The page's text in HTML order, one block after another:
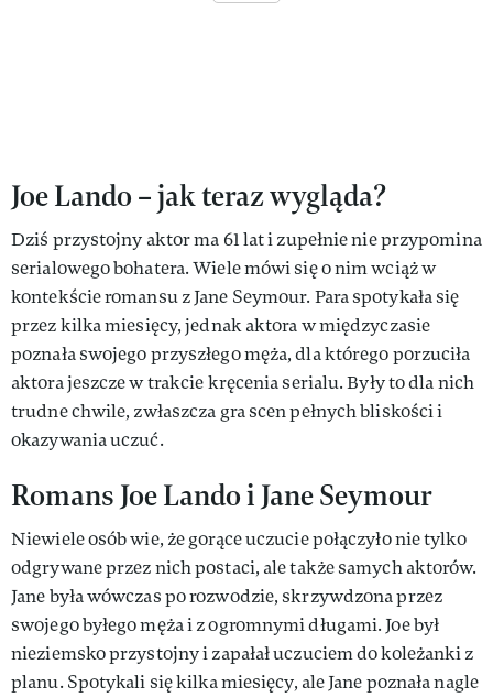
Joe Lando – jak teraz wygląda?
Dziś przystojny aktor ma 61 lat i zupełnie nie przypomina
serialowego bohatera. Wiele mówi się o nim wciąż w
kontekście romansu z Jane Seymour. Para spotykała się
przez kilka miesięcy, jednak aktora w międzyczasie
poznała swojego przyszłego męża, dla którego porzuciła
aktora jeszcze w trakcie kręcenia serialu. Były to dla nich
trudne chwile, zwłaszcza gra scen pełnych bliskości i
okazywania uczuć.
Romans Joe Lando i Jane Seymour
Niewiele osób wie, że gorące uczucie połączyło nie tylko
odgrywane przez nich postaci, ale także samych aktorów.
Jane była wówczas po rozwodzie, skrzywdzona przez
swojego byłego męża i z ogromnymi długami. Joe był
nieziemsko przystojny i zapałał uczuciem do koleżanki z
planu. Spotykali się kilka miesięcy, ale Jane poznała nagle